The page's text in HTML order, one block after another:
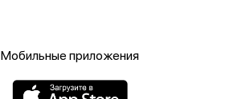
Мобильные приложения